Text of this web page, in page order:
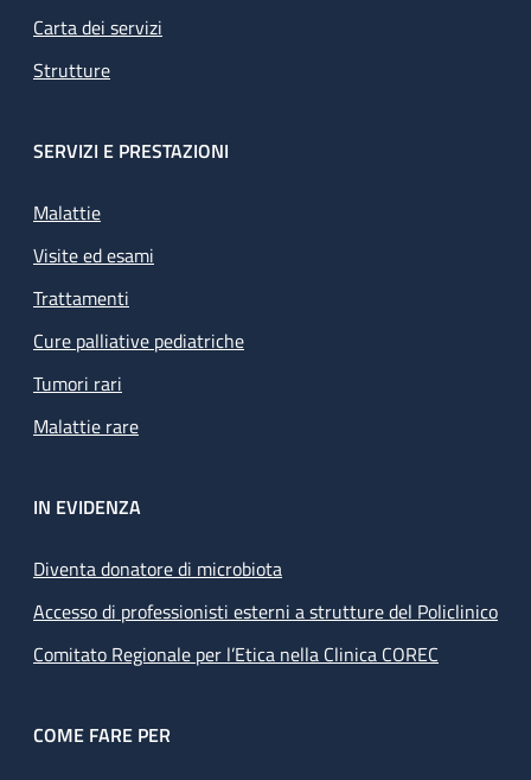
Carta dei servizi
Strutture
SERVIZI E PRESTAZIONI
Malattie
Visite ed esami
Trattamenti
Cure palliative pediatriche
Tumori rari
Malattie rare
IN EVIDENZA
Diventa donatore di microbiota
Accesso di professionisti esterni a strutture del Policlinico
Comitato Regionale per l’Etica nella Clinica COREC
COME FARE PER